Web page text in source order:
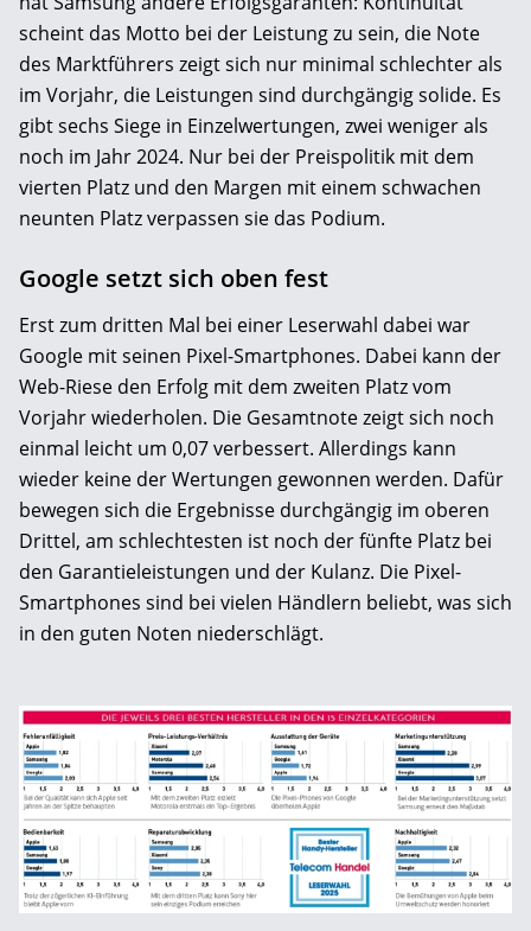
scheint das Motto bei der Leistung zu sein, die Note
des Marktführers zeigt sich nur minimal schlechter als
im Vorjahr, die Leistungen sind durchgängig solide. Es
gibt sechs Siege in Einzelwertungen, zwei weniger als
noch im Jahr 2024. Nur bei der Preispolitik mit dem
vierten Platz und den Margen mit einem schwachen
neunten Platz verpassen sie das Podium.
Google setzt sich oben fest
Erst zum dritten Mal bei einer Leserwahl dabei war
Google mit seinen Pixel-Smartphones. Dabei kann der
Web-Riese den Erfolg mit dem zweiten Platz vom
Vorjahr wiederholen. Die Gesamtnote zeigt sich noch
einmal leicht um 0,07 verbessert. Allerdings kann
wieder keine der Wertungen gewonnen werden. Dafür
bewegen sich die Ergebnisse durchgängig im oberen
Drittel, am schlechtesten ist noch der fünfte Platz bei
den Garantieleistungen und der Kulanz. Die Pixel-
Smartphones sind bei vielen Händlern beliebt, was sich
in den guten Noten niederschlägt.